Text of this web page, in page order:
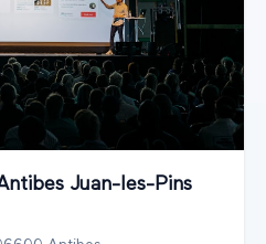
Juan-les-Pins